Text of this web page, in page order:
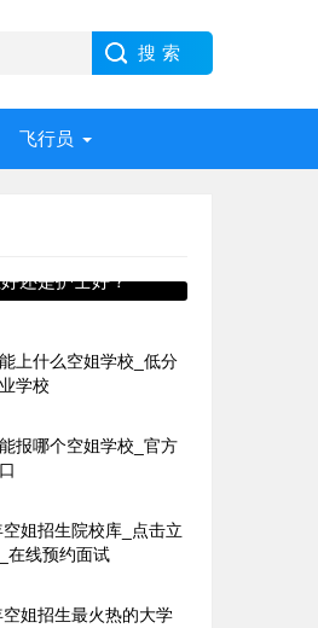
飞行员
还是护士好？
上什么空姐学校_低分
学校
报哪个空姐学校_官方
姐招生院校库_点击立
在线预约面试
姐招生最火热的大学